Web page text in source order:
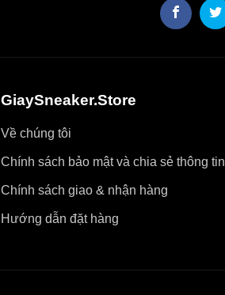
GiaySneaker.Store
Về chúng tôi
Chính sách bảo mật và chia sẻ thông tin
Chính sách giao & nhận hàng
Hướng dẫn đặt hàng